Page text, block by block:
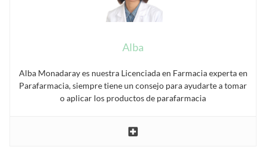
Alba
Alba Monadaray es nuestra Licenciada en Farmacia experta en
Parafarmacia, siempre tiene un consejo para ayudarte a tomar
o aplicar los productos de parafarmacia